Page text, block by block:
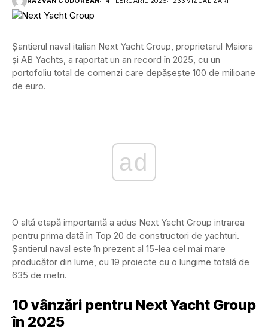
Șantierul naval italian Next Yacht Group, proprietarul Maiora
și AB Yachts, a raportat un an record în 2025, cu un
portofoliu total de comenzi care depășește 100 de milioane
de euro.
ad
O altă etapă importantă a adus Next Yacht Group intrarea
pentru prima dată în Top 20 de constructori de yachturi.
Șantierul naval este în prezent al 15-lea cel mai mare
producător din lume, cu 19 proiecte cu o lungime totală de
635 de metri.
10 vânzări pentru Next Yacht Group
în 2025